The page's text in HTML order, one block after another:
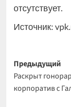
отсутствует.
Источник:
записи
Предыдущий
Раскрыт
корпоратив с